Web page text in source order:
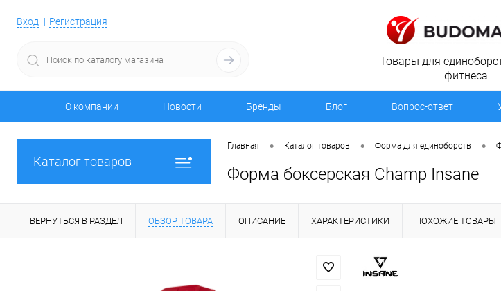
Вход Регистрация
Товары для
фитнеса
О компании Новости Бренды Блог Вопрос-ответ
Каталог товаров
Главная • Каталог товаров • Форма для единоборств •
Форма боксерская Champ Insane
ВЕРНУТЬСЯ В РАЗДЕЛ ОБЗОР ТОВАРА ОПИСАНИЕ ХАРАКТЕРИСТИКИ ПОХОЖИЕ ТОВАРЫ